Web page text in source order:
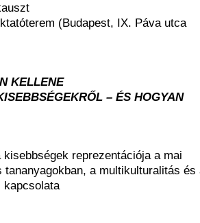
(Budapest, IX. Páva utca
KELLENE
– ÉS HOGYAN
reprezentációja a mai
tananyagokban, a multikulturalitás és
kapcsolata